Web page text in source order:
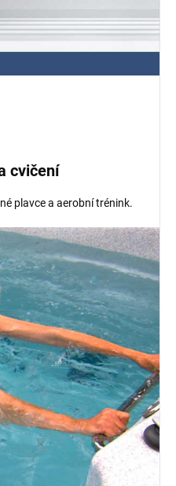
cvičení
plavce a aerobní trénink.